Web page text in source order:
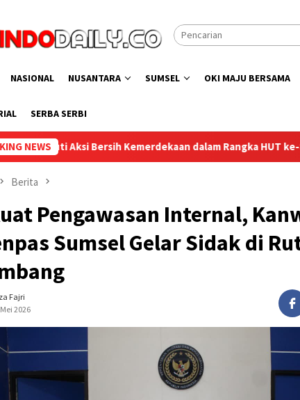
NASIONAL NUSANTARA SUMSEL OKI MAJU BERSAMA
SERBA SERBI
NEWS
dalam Rangka HUT ke-81 Republik Indonesia
Berita
Pengawasan Internal,
Sumsel Gelar Sidak di
Fajri
2026